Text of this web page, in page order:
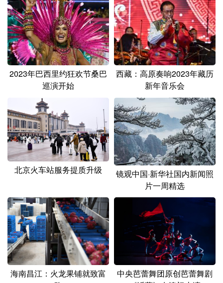
Русский язык 日本語 한국어
Deutsch Português
2023年巴西里约狂欢节桑巴
巡演开始
西藏：高原奏响2023年藏历
新年音乐会
北京火车站服务提质升级
镜观中国·新华社国内新闻照
片一周精选
海南昌江：火龙果铺就致富
中央芭蕾舞团原创芭蕾舞剧